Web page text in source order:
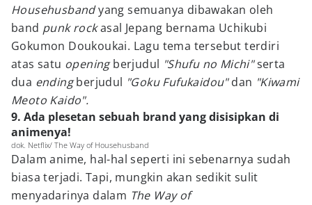
Househusbandyang semuanya dibawakan oleh
band punk rockasal Jepang bernama Uchikubi
Gokumon Doukoukai. Lagu tema tersebut terdiri
atas satu openingberjudul "Shufu no Michi"serta
dua endingberjudul "Goku Fufukaidou"dan "Kiwami
Meoto Kaido".
9. Ada plesetan sebuah brand yang disisipkan di
animenya!
dok. Netflix/ The Way of Househusband
Dalam anime, hal-hal seperti ini sebenarnya sudah
biasa terjadi. Tapi, mungkin akan sedikit sulit
menyadarinya dalam The Way of